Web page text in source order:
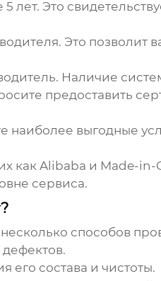
Это
Это позволит
Наличие
предоставить
выгодные
как Alibaba и Made-
сервиса.
?
способов
его состава и чистоты.